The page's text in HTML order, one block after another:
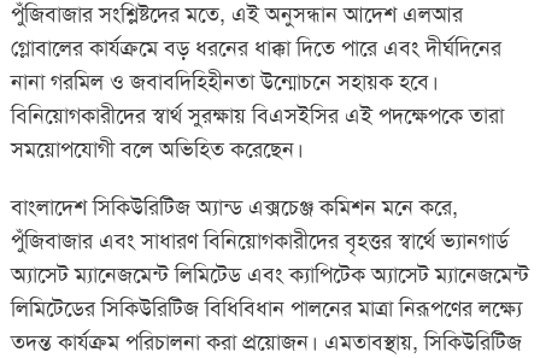
পুঁজিবাজার সংশ্লিষ্টদের মতে, এই অনুসন্ধান আদেশ এলআর
গ্লোবালের কার্যক্রমে বড় ধরনের ধাক্কা দিতে পারে এবং দীর্ঘদিনের
নানা গরমিল ও জবাবদিহিহীনতা উন্মোচনে সহায়ক হবে।
বিনিয়োগকারীদের স্বার্থ সুরক্ষায় বিএসইসির এই পদক্ষেপকে তারা
সময়োপযোগী বলে অভিহিত করেছেন।
বাংলাদেশ সিকিউরিটিজ অ্যান্ড এক্সচেঞ্জ কমিশন মনে করে,
পুঁজিবাজার এবং সাধারণ বিনিয়োগকারীদের বৃহত্তর স্বার্থে ভ্যানগার্ড
অ্যাসেট ম্যানেজমেন্ট লিমিটেড এবং ক্যাপিটেক অ্যাসেট ম্যানেজমেন্ট
লিমিটেডের সিকিউরিটিজ বিধিবিধান পালনের মাত্রা নিরূপণের লক্ষ্যে
তদন্ত কার্যক্রম পরিচালনা করা প্রয়োজন। এমতাবস্থায়, সিকিউরিটিজ